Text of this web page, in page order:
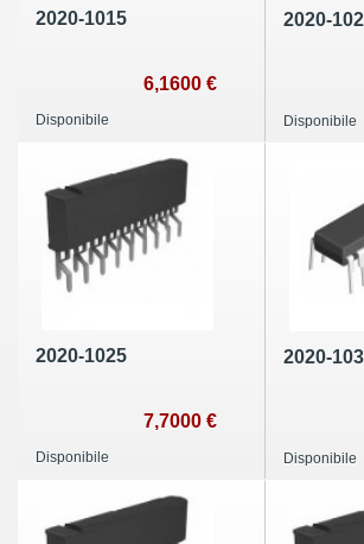
2020-1015
6,1600 €
Disponibile
2020-
Disponibile
2020-1025
7,7000 €
Disponibile
2020-
Disponibile